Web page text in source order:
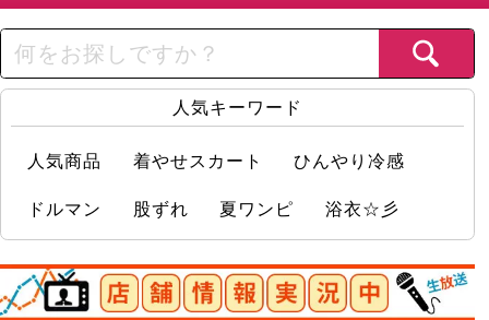
人気キーワード
人気商品 着やせスカート ひんやり冷感
ドルマン 股ずれ 夏ワンピ 浴衣☆彡
店舗情報実況中